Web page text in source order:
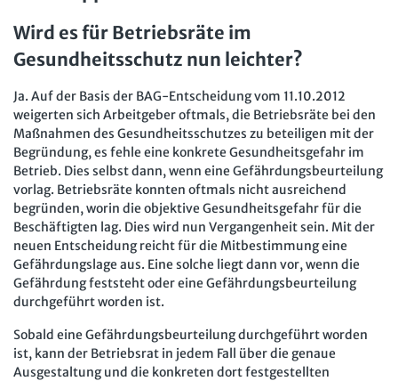
Wird es für Betriebsräte im
Gesundheitsschutz nun leichter?
Ja. Auf der Basis der BAG-Entscheidung vom 11.10.2012
weigerten sich Arbeitgeber oftmals, die Betriebsräte bei den
Maßnahmen des Gesundheitsschutzes zu beteiligen mit der
Begründung, es fehle eine konkrete Gesundheitsgefahr im
Betrieb. Dies selbst dann, wenn eine Gefährdungsbeurteilung
vorlag. Betriebsräte konnten oftmals nicht ausreichend
begründen, worin die objektive Gesundheitsgefahr für die
Beschäftigten lag. Dies wird nun Vergangenheit sein. Mit der
neuen Entscheidung reicht für die Mitbestimmung eine
Gefährdungslage aus. Eine solche liegt dann vor, wenn die
Gefährdung feststeht oder eine Gefährdungsbeurteilung
durchgeführt worden ist.
Sobald eine Gefährdungsbeurteilung durchgeführt worden
ist, kann der Betriebsrat in jedem Fall über die genaue
Ausgestaltung und die konkreten dort festgestellten